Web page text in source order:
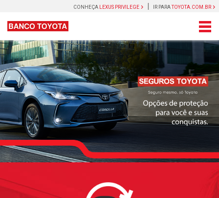
CONHEÇA LEXUS PRIVILEGE | IR PARATOYOTA.COM.BR